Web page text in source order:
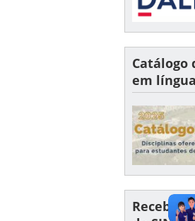
Catálogo
em
Receba